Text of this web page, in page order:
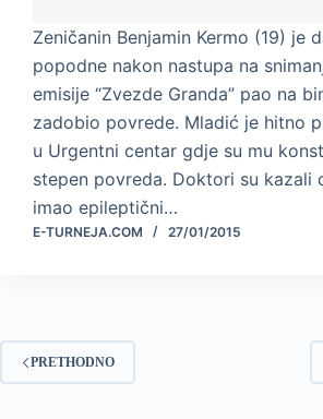
Zeničanin Benjamin Kermo (19) je
popodne nakon nastupa na
emisije “Zvezde Granda” pao na
zadobio povrede. Mladić je hitno
u Urgentni centar gdje su mu
stepen povreda. Doktori su kazali
imao epileptični…
E-TURNEJA.COM 27/01/2015
PRETHODNO